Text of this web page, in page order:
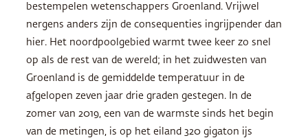
bestempelen wetenschappers Groenland. Vrijwel
nergens anders zijn de consequenties ingrijpender dan
hier. Het noordpoolgebied warmt twee keer zo snel
op als de rest van de wereld; in het zuidwesten van
Groenland is de gemiddelde temperatuur in de
afgelopen zeven jaar drie graden gestegen. In de
zomer van 2019, een van de warmste sinds het begin
van de metingen, is op het eiland 320 gigaton ijs